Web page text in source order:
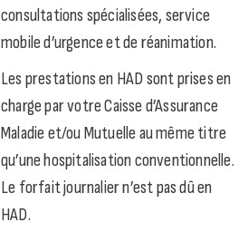
consultations spécialisées, service
mobile d’urgence et de réanimation.
Les prestations en HAD sont prises en
charge par votre Caisse d’Assurance
Maladie et/ou Mutuelle au même titre
qu’une hospitalisation conventionnelle.
Le forfait journalier n’est pas dû en
HAD.